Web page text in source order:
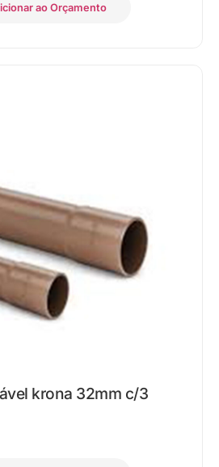
ao Orçamento
krona 32mm c/3